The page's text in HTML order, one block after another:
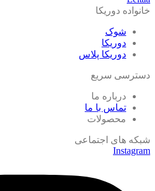
خانواده دوریکا
شوک
دوریکا
دوریکا پلاس
دسترسی سریع
درباره ما
تماس با ما
محصولات
شبکه های اجتماعی
Instagram